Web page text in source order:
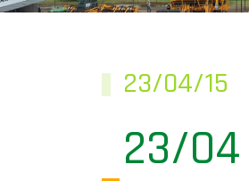
23/04/15
23/04